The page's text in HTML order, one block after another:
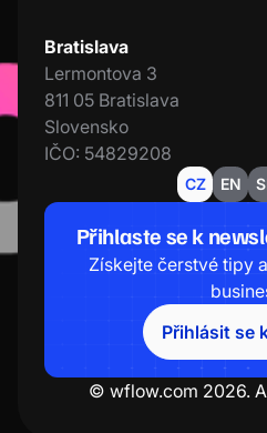
Bratislava
Lermontova 3
811 05 Bratislava
Slovensko
IČO: 54829208
CZ EN
Přihlaste se k
Získejte čerstvé tipy
Přihlásit se
© wflow.com 2026.